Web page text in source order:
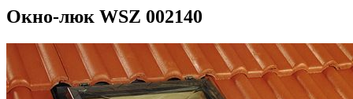
Окно-люк WSZ 002140